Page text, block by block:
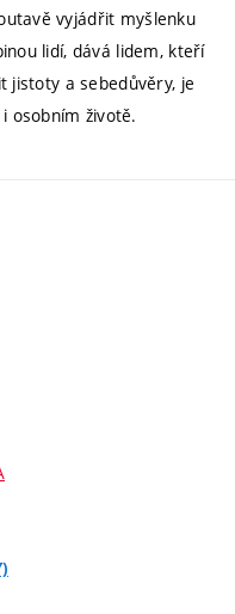
vyjádřit myšlenku
lidí, dává lidem, kteří
jistoty a sebedůvěry, je
osobním životě.